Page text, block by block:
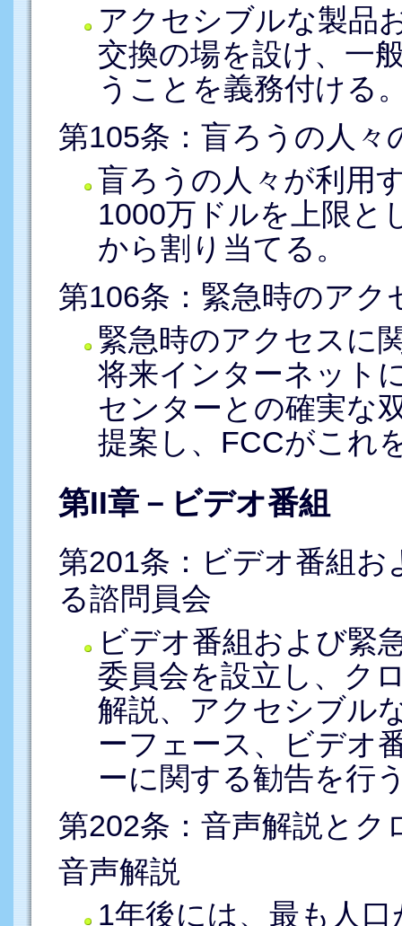
アクセシブルな製品
交換の場を設け、一
うことを義務付ける
第105条：盲ろうの人
盲ろうの人々が利用
1000万ドルを上限と
から割り当てる。
第106条：緊急時のアク
緊急時のアクセスに
将来インターネット
センターとの確実な
提案し、FCCがこれ
第II章－ビデオ番組
第201条：ビデオ番組
る諮問員会
ビデオ番組および緊
委員会を設立し、ク
解説、アクセシブル
ーフェース、ビデオ
ーに関する勧告を行
第202条：音声解説と
音声解説
1年後には、最も人